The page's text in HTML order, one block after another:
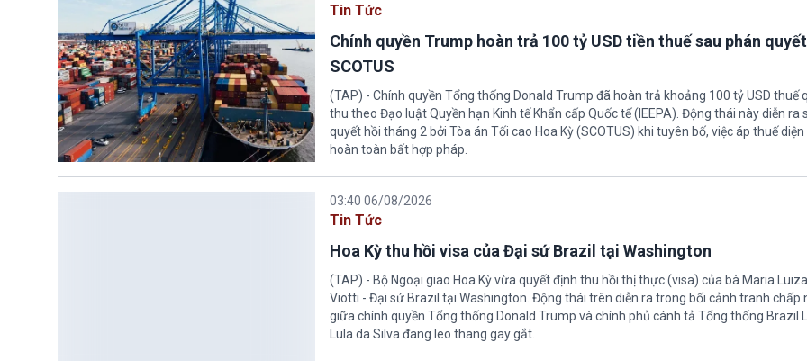
Tin Tức
Chính quyền Trump hoàn trả 100 tỷ USD tiền thuế sau phán
SCOTUS
(TAP) - Chính quyền Tổng thống Donald Trump đã hoàn trả khoảng 100 tỷ USD thuế
thu theo Đạo luật Quyền hạn Kinh tế Khẩn cấp Quốc tế (IEEPA). Động thái này diễn ra
quyết hồi tháng 2 bởi Tòa án Tối cao Hoa Kỳ (SCOTUS) khi tuyên bố, việc áp thuế diện
hoàn toàn bất hợp pháp.
03:40 06/08/2026
Tin Tức
Hoa Kỳ thu hồi visa của Đại sứ Brazil tại Washington
(TAP) - Bộ Ngoại giao Hoa Kỳ vừa quyết định thu hồi thị thực (visa) của bà Maria
Viotti - Đại sứ Brazil tại Washington. Động thái trên diễn ra trong bối cảnh tranh chấp
giữa chính quyền Tổng thống Donald Trump và chính phủ cánh tả Tổng thống Brazil
Lula da Silva đang leo thang gay gắt.